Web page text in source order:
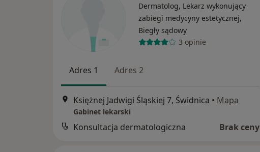
Dermatolog, Lekarz wykonujący
zabiegi medycyny estetycznej,
Biegły sądowy
3 opinie
Adres 1 Adres 2
Księżnej Jadwigi Śląskiej 7, Świdnica • Mapa
Gabinet lekarski
Konsultacja dermatologiczna Brak ceny